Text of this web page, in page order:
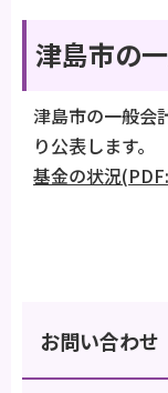
津島市の
津島市の一般会
り公表します。
基金の状況
お問い合わせ